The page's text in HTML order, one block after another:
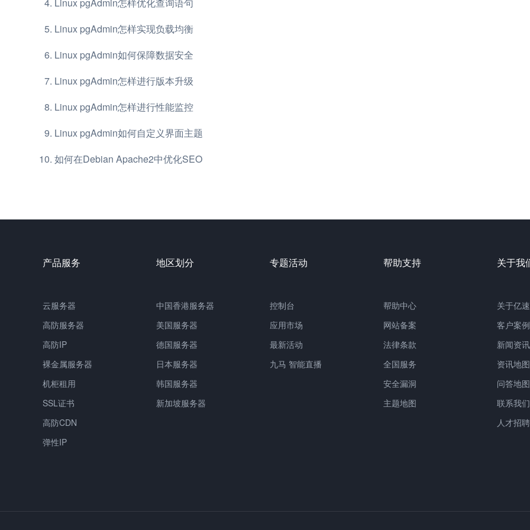
Linux pgAdmin怎样实现负载均衡
Linux pgAdmin如何保障数据安全
Linux pgAdmin怎样进行版本升级
Linux pgAdmin怎样进行性能监控
Linux pgAdmin如何自定义界面主题
如何在Debian Apache2中优化SEO
产品服务
云服务器
高防服务器
高防IP
裸金属服务器
机柜租用
SSL证书
高防CDN
弹性IP
地区划分
中国香港服务器
美国服务器
德国服务器
日本服务器
韩国服务器
新加坡服务器
专题活动
控制台
应用市场
最新活动
九马 智能直播
帮助支持
帮助中心
网站备案
法律条款
全国服务
安全漏洞
主题地图
关于我
关于亿
客户案例
新闻资讯
资讯地图
问答地图
联系我们
人才招聘